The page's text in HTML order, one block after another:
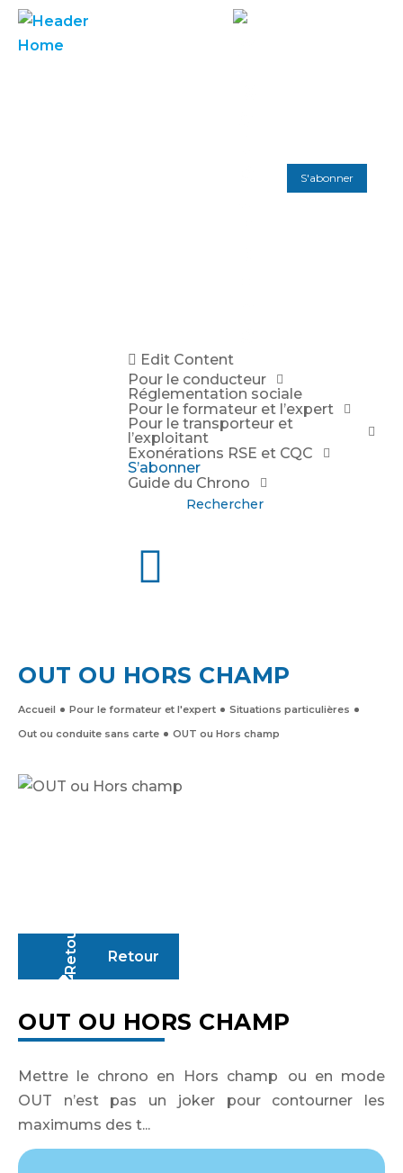
S'abonner
Edit Content
Pour le conducteur
Réglementation sociale
Pour le formateur et l’expert
Pour le transporteur et
l’exploitant
Exonérations RSE et CQC
S’abonner
Guide du Chrono
Rechercher
OUT OU HORS CHAMP
Accueil Pour le formateur et l'expert
Situations particulières
Out ou conduite sans carte
OUT ou Hors champ
Retour
OUT OU HORS CHAMP
Mettre le chrono en Hors champ ou en mode
OUT n’est pas un joker pour contourner les
maximums des t...
Identifiant ou adresse de courriel
Mot de passe